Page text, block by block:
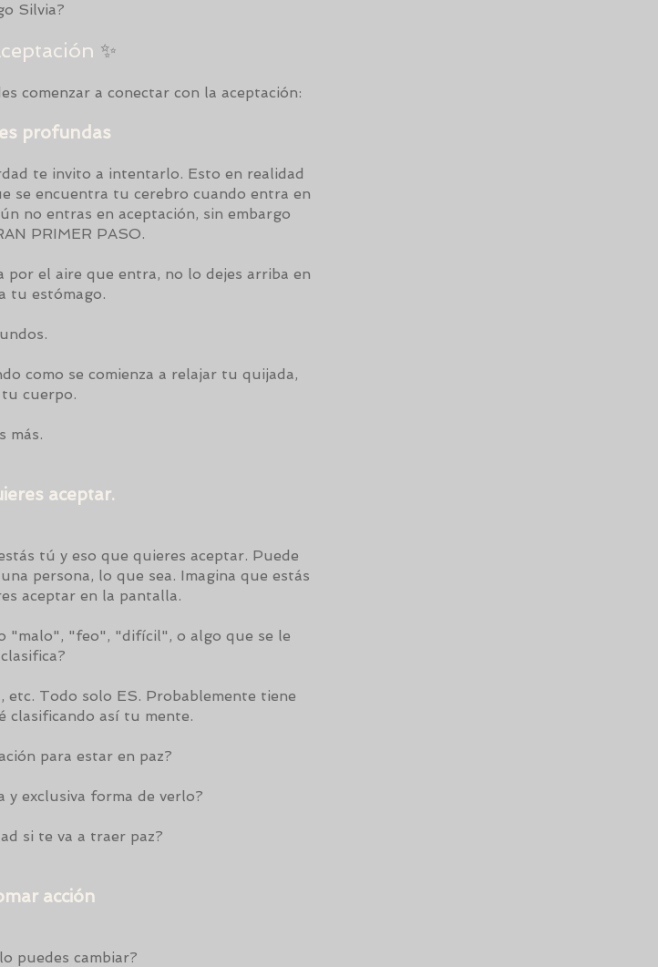
Silvia?
✨
comenzar a conectar con la aceptación:
profundas
te invito a intentarlo. Esto en realidad
se encuentra tu cerebro cuando entra en
no entras en aceptación, sin embargo
PRIMER PASO.
el aire que entra, no lo dejes arriba en
tu estómago.
como se comienza a relajar tu quijada,
cuerpo.
más.
aceptar.
tú y eso que quieres aceptar. Puede
persona, lo que sea. Imagina que estás
aceptar en la pantalla.
"malo", "feo", "difícil", o algo que se le
Todo solo ES. Probablemente tiene
clasificando así tu mente.
para estar en paz?
y exclusiva forma de verlo?
si te va a traer paz?
acción
puedes cambiar?